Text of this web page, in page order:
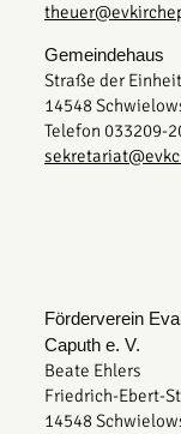
Gemeindehaus
Straße der
14548
Telefon 033209-
Förderverein
Caputh e. V.
Beate Ehlers
Friedrich-Ebert-
14548